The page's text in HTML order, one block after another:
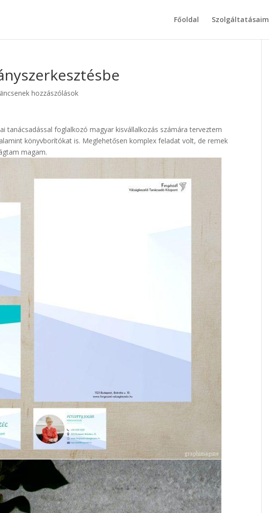
Főoldal Szolgáltatásaim
hozzászólások
tanácsadással foglalkozó magyar kisvállalkozás számára terveztem
könyvborítókat is. Meglehetősen komplex feladat volt, de remek
magam.